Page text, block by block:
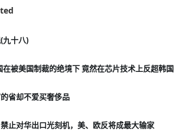
九十八)
在被美国制裁的绝境下 竟然在芯片技术上反超韩国
省却不爱买奢侈品
止对华出口光刻机，美、欧反将成最大输家